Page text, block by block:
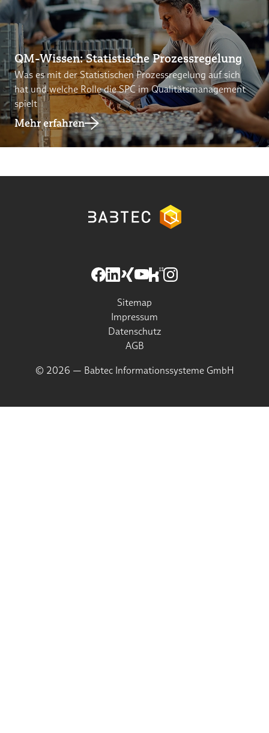
QM-Wissen: Statistische Prozessregelung
Was es mit der Statistischen Prozessregelung auf sich
hat und welche Rolle die SPC im Qualitätsmanagement
spielt
Mehr erfahren
Sitemap
Impressum
Datenschutz
AGB
© 2026 — Babtec Informationssysteme GmbH